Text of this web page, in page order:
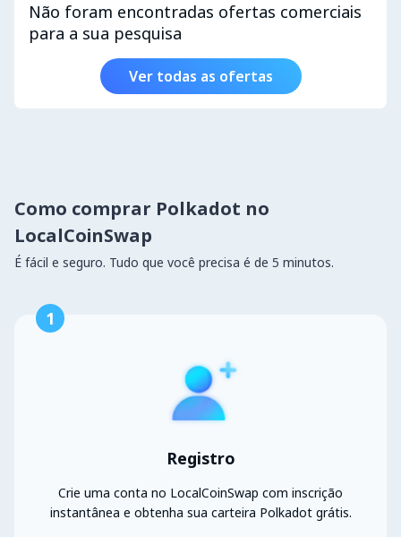
Não foram encontradas ofertas comerciais
para a sua pesquisa
Ver todas as ofertas
Como comprar Polkadot no
LocalCoinSwap
É fácil e seguro. Tudo que você precisa é de 5 minutos.
1
Registro
Crie uma conta no LocalCoinSwap com inscrição
instantânea e obtenha sua carteira Polkadot grátis.